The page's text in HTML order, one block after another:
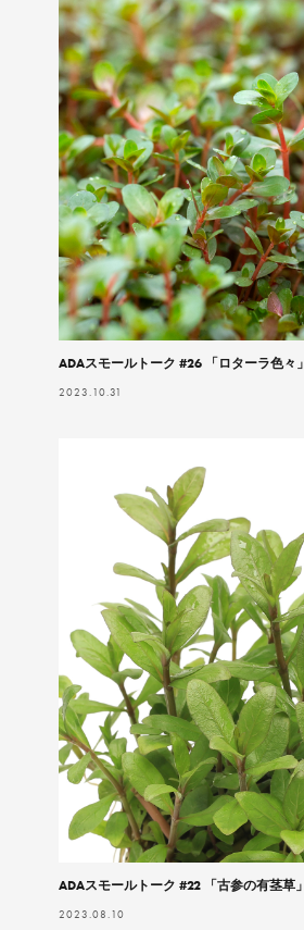
ADAスモールトーク #26 「ロターラ色々」
2023.10.31
ADAスモールトーク #22 「古参の有茎草」
2023.08.10